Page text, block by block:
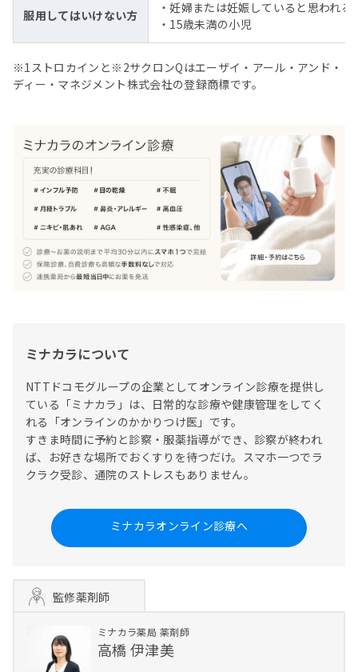
服用してはいけない方
・妊婦または妊娠していると思われる
・15歳未満の小児
※1ストロカインと※2サクロンQはエーザイ・アール・アンド・
ディー・マネジメント株式会社の登録商標です。
ミナカラについて
NTTドコモグループの企業としてオンライン診療を提供し
ている「ミナカラ」は、日常的な診療や健康管理をしてく
れる「オンラインのかかりつけ医」です。
すきま時間に予約と診察・服薬指導ができ、診察が終われ
ば、お好きな場所でおくすりを待つだけ。スマホ一つでラ
クラク受診、通院のストレスもありません。
ミナカラオンライン診療へ
監修薬剤師
ミナカラ薬局 薬剤師
高橋 伊津美